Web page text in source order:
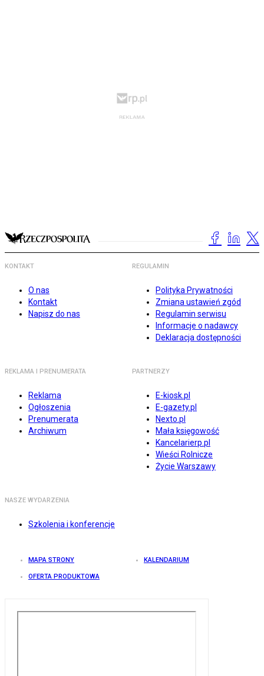
KONTAKT
O nas
Kontakt
Napisz do nas
REGULAMIN
Polityka Prywatności
Zmiana ustawień zgód
Regulamin serwisu
Informacje o nadawcy
Deklaracja dostępności
REKLAMA I PRENUMERATA
Reklama
Ogłoszenia
Prenumerata
Archiwum
PARTNERZY
E-kiosk.pl
E-gazety.pl
Nexto.pl
Mała księgowość
Kancelarierp.pl
Wieści Rolnicze
Życie Warszawy
NASZE WYDARZENIA
Szkolenia i konferencje
MAPA STRONY KALENDARIUM
OFERTA PRODUKTOWA